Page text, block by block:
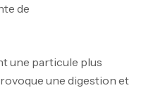
de
une particule plus
une digestion et